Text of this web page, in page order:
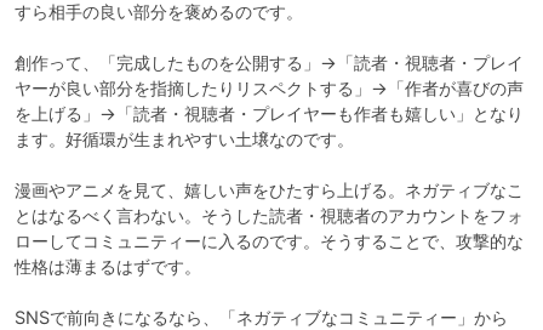
すら相手の良い部分を褒めるのです。
創作って、「完成したものを公開する」→「読者・視聴者・プレイ
ヤーが良い部分を指摘したりリスペクトする」→「作者が喜びの声
を上げる」→「読者・視聴者・プレイヤーも作者も嬉しい」となり
ます。好循環が生まれやすい土壌なのです。
漫画やアニメを見て、嬉しい声をひたすら上げる。ネガティブなこ
とはなるべく言わない。そうした読者・視聴者のアカウントをフォ
ローしてコミュニティーに入るのです。そうすることで、攻撃的な
性格は薄まるはずです。
SNSで前向きになるなら、「ネガティブなコミュニティー」から